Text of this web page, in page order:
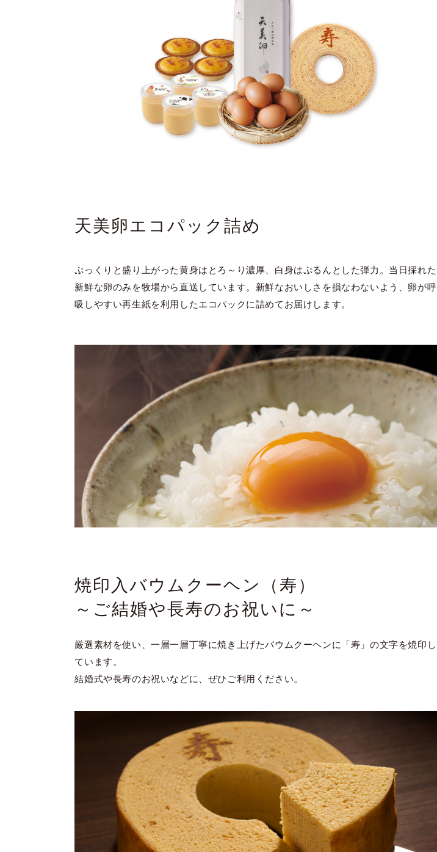
天美卵エコパック詰め
ぷっくりと盛り上がった黄身はとろ～り濃厚、白身はぷるんとした弾力。当日採れた
新鮮な卵のみを牧場から直送しています。新鮮なおいしさを損なわないよう、卵が呼
吸しやすい再生紙を利用したエコパックに詰めてお届けします。
焼印入バウムクーヘン（寿）
～ご結婚や長寿のお祝いに～
厳選素材を使い、一層一層丁寧に焼き上げたバウムクーヘンに「寿」の文字を焼印し
ています。
結婚式や長寿のお祝いなどに、ぜひご利用ください。